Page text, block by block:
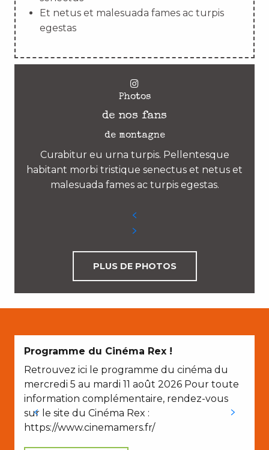
Et netus et malesuada fames ac turpis
egestas
Photos
de nos fans
de montagne
Curabitur eu urna turpis. Pellentesque
habitant morbi tristique senectus et netus et
malesuada fames ac turpis egestas.
PLUS DE PHOTOS
Programme du Cinéma Rex !
Retrouvez ici le programme du cinéma du
mercredi 5 au mardi 11 août 2026 Pour toute
information complémentaire, rendez-vous
sur le site du Cinéma Rex :
https://www.cinemamers.fr/